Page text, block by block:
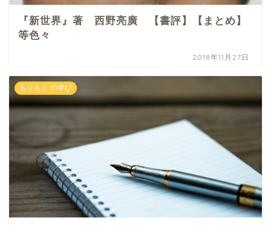
『新世界』著 西野亮廣 【書評】【まとめ】
等色々
2018年11月27日
もりもと の学び